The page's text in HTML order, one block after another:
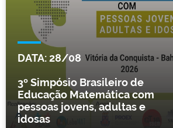
DATA:28/08
3º Simpósio Brasileiro de
Educação Matemática com
pessoas jovens, adultas e
idosas